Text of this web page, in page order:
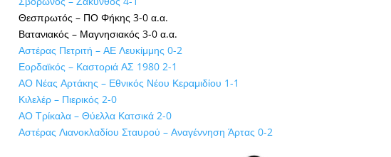
Θεσπρωτός – ΠΟ Φήκης 3-0 α.α.
Βατανιακός – Μαγνησιακός 3-0 α.α.
Αστέρας Πετριτή – ΑΕ Λευκίμμης 0-2
Εορδαϊκός – Καστοριά ΑΣ 1980 2-1
ΑΟ Νέας Αρτάκης – Εθνικός Νέου Κεραμιδίου 1-1
Κιλελέρ – Πιερικός 2-0
ΑΟ Τρίκαλα – Θύελλα Κατσικά 2-0
Αστέρας Λιανοκλαδίου Σταυρού – Αναγέννηση Άρτας 0-2